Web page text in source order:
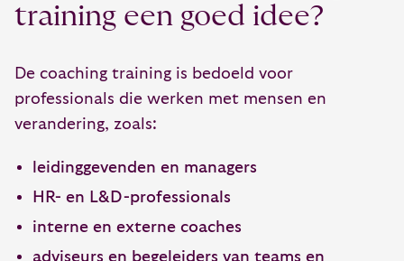
training een goed idee?
De coaching training is bedoeld voor
professionals die werken met mensen en
verandering, zoals:
leidinggevenden en managers
HR- en L&D-professionals
interne en externe coaches
adviseurs en begeleiders van teams en